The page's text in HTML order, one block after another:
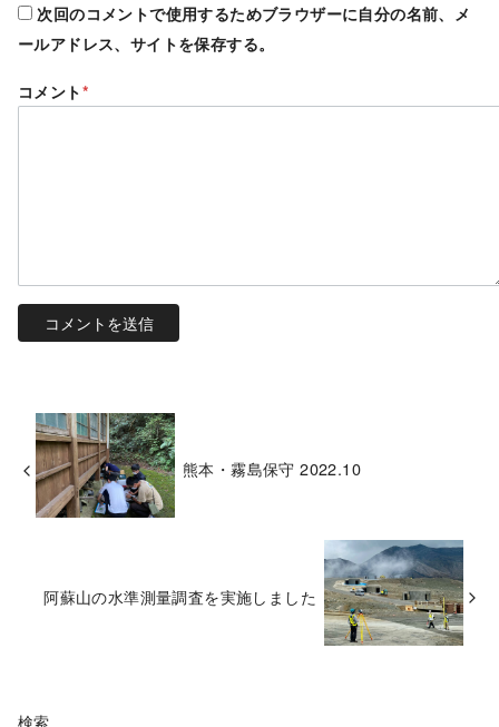
次回のコメントで使用するためブラウザーに自分の名前、メ
ールアドレス、サイトを保存する。
コメント*
熊本・霧島保守 2022.10
阿蘇山の水準測量調査を実施しました
検索